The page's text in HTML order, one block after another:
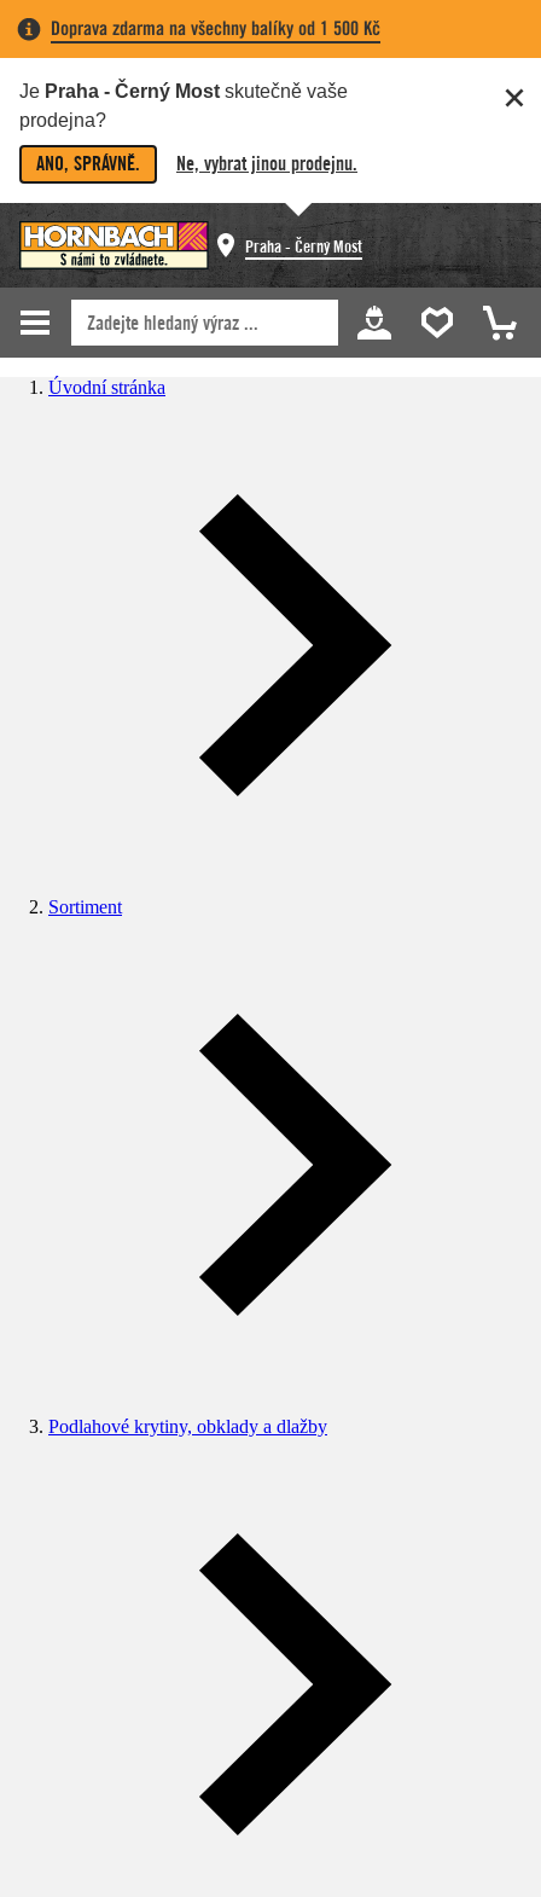
Doprava zdarma na všechny balíky od 1 500 Kč
Je Praha - Černý Most skutečně vaše
prodejna?
ANO, SPRÁVNĚ. Ne, vybrat jinou prodejnu.
Praha - Černý Most
Úvodní stránka
Sortiment
Podlahové krytiny, obklady a dlažby